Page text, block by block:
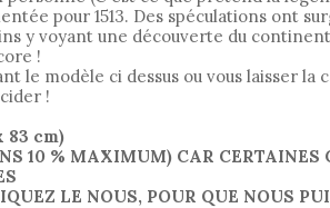
pour 1513. Des spéculations ont
y voyant une découverte du
!
le modèle ci dessus ou vous laisser la
!
83 cm)
10 % MAXIMUM) CAR CERTAINES
LE NOUS, POUR QUE NOUS